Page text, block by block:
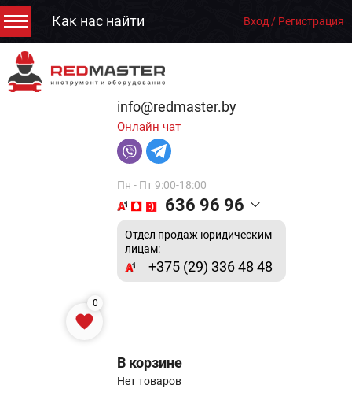
Как нас найти Вход / Регистрация
info@redmaster.by
Онлайн чат
Пн - Пт 9:00-18:00
636 96 96
Отдел продаж юридическим
лицам:
+375 (29) 336 48 48
0
В корзине
Нет товаров